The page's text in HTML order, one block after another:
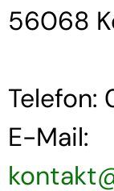
56068
Telefon:
E-Mail: